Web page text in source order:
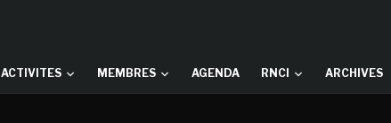
ACTIVITES MEMBRES AGENDA RNCI ARCHIVES